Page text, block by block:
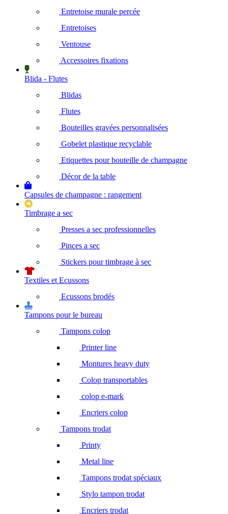
Entretoise murale percée
Entretoises
Ventouse
Accessoires fixations
Blida - Flutes
Blidas
Flutes
Bouteilles gravées personnalisées
Gobelet plastique recyclable
Etiquettes pour bouteille de champagne
Décor de la table
Capsules de champagne : rangement
Timbrage a sec
Presses a sec professionnelles
Pinces a sec
Stickers pour timbrage à sec
Textiles et Ecussons
Ecussons brodés
Tampons pour le bureau
Tampons colop
Printer line
Montures heavy duty
Colop transportables
colop e-mark
Encriers colop
Tampons trodat
Printy
Metal line
Tampons trodat spéciaux
Stylo tampon trodat
Encriers trodat